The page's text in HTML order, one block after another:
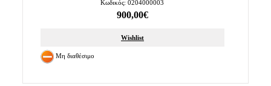
Κωδικός: 0204000003
900,00€
Wishlist
Μη διαθέσιμο